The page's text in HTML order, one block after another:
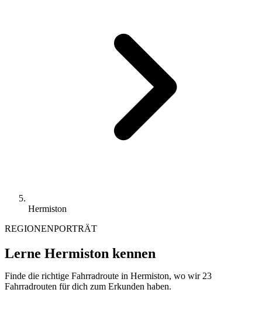
Hermiston
REGIONENPORTRÄT
Lerne Hermiston kennen
Finde die richtige Fahrradroute in Hermiston, wo wir 23
Fahrradrouten für dich zum Erkunden haben.